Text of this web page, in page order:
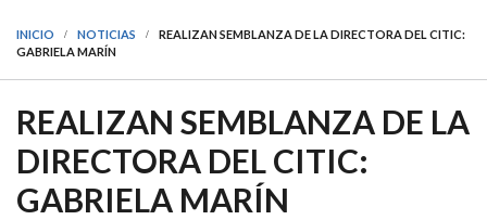
INICIO NOTICIAS
REALIZAN SEMBLANZA DE LA DIRECTORA DEL CITIC:
GABRIELA MARÍN
REALIZAN SEMBLANZA DE LA
DIRECTORA DEL CITIC:
GABRIELA MARÍN